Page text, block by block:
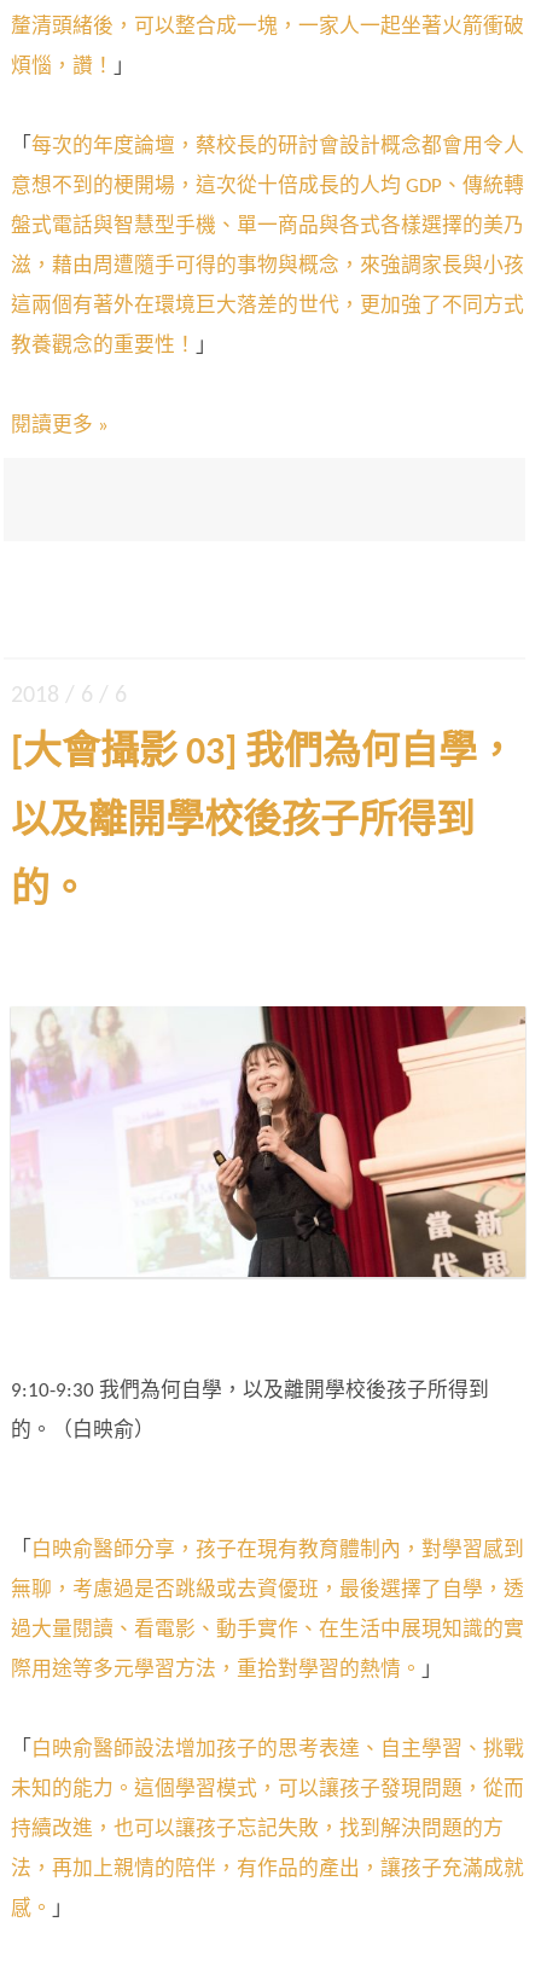
釐清頭緒後，可以整合成一塊，一家人一起坐著火箭衝破
煩惱，讚！
」
「 每次的年度論壇，蔡校長的研討會設計概念都會用令人
意想不到的梗開場，這次從十倍成長的人均 GDP、傳統轉
盤式電話與智慧型手機、單一商品與各式各樣選擇的美乃
滋，藉由周遭隨手可得的事物與概念，來強調家長與小孩
這兩個有著外在環境巨大落差的世代，更加強了不同方式
教養觀念的重要性！
」
閱讀更多 »
2018 / 6 / 6
[大會攝影 03] 我們為何自學，
以及離開學校後孩子所得到
的。
9:10-9:30 我們為何自學，以及離開學校後孩子所得到
的。（白映俞）
「 白映俞醫師分享，孩子在現有教育體制內，對學習感到
無聊，考慮過是否跳級或去資優班，最後選擇了自學，透
過大量閱讀、看電影、動手實作、在生活中展現知識的實
際用途等多元學習方法，重拾對學習的熱情。 」
「 白映俞醫師設法增加孩子的思考表達、自主學習、挑戰
未知的能力。這個學習模式，可以讓孩子發現問題，從而
持續改進，也可以讓孩子忘記失敗，找到解決問題的方
法，再加上親情的陪伴，有作品的產出，讓孩子充滿成就
感。 」